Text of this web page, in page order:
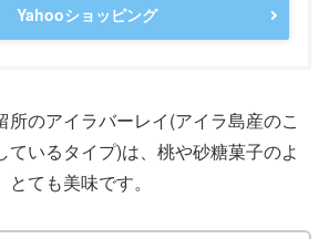
Yahooショッピング
所のアイラバーレイ(アイラ島産のこ
ているタイプ)は、桃や砂糖菓子のよ
ても美味です。